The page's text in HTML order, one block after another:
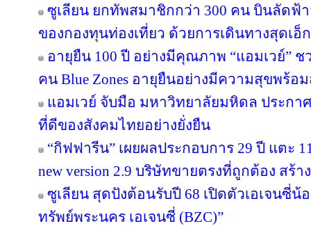
ซูเลียน ยกทัพสมาชิกกว่า 300 คน บินลัดฟ้
ของกองทุนท่องเที่ยว ด้วยการเดินทางสุดเ
อายุยืน 100 ปี อย่างมีคุณภาพ “แอมเวย์” ช
คน Blue Zones อายุยืนอย่างมีความสุขพร้อ
แอมเวย์ จับมือ มหาวิทยาลัยมหิดล ประกา
ที่ดีของสังคมไทยอย่างยั่งยืน
“กิฟฟารีน” เผยผลประกอบการ 29 ปี แตะ
new version 2.9 บริษัทขายตรงที่ถูกต้อง สร้
ซูเลียน สุดปังต้อนรับปี 68 เปิดตัวเอเจนซี่น้
ทรัพย์พระนคร เอเจนซี่ (BZC)”